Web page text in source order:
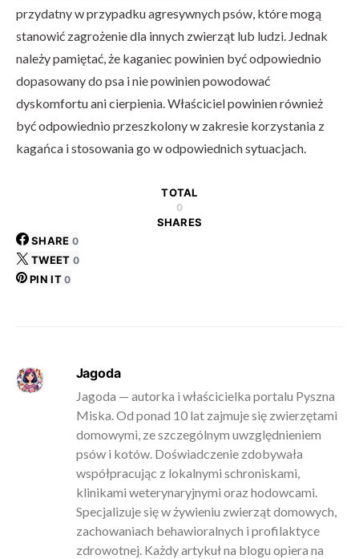
przydatny w przypadku agresywnych psów, które mogą
stanowić zagrożenie dla innych zwierząt lub ludzi. Jednak
należy pamiętać, że kaganiec powinien być odpowiednio
dopasowany do psa i nie powinien powodować
dyskomfortu ani cierpienia. Właściciel powinien również
być odpowiednio przeszkolony w zakresie korzystania z
kagańca i stosowania go w odpowiednich sytuacjach.
TOTAL
0
SHARES
SHARE 0
TWEET 0
PIN IT 0
Jagoda
Jagoda — autorka i właścicielka portalu Pyszna
Miska. Od ponad 10 lat zajmuje się zwierzętami
domowymi, ze szczególnym uwzględnieniem
psów i kotów. Doświadczenie zdobywała
współpracując z lokalnymi schroniskami,
klinikami weterynaryjnymi oraz hodowcami.
Specjalizuje się w żywieniu zwierząt domowych,
zachowaniach behawioralnych i profilaktyce
zdrowotnej. Każdy artykuł na blogu opiera na